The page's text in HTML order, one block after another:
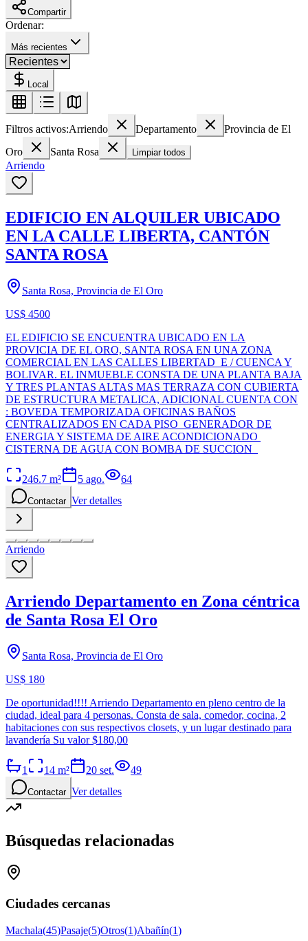
Compartir
Ordenar:
Más recientes
Local
Filtros activos:Arriendo Departamento
Provincia de El
Oro
Santa Rosa Limpiar todos
Arriendo
EDIFICIO EN ALQUILER UBICADO
EN LA CALLE LIBERTA, CANTÓN
SANTA ROSA
Santa Rosa, Provincia de El Oro
US$ 4500
EL EDIFICIO SE ENCUENTRA UBICADO EN LA
PROVICIA DE EL ORO, SANTA ROSA EN UNA ZONA
COMERCIAL EN LAS CALLES LIBERTAD E / CUENCA Y
BOLIVAR. EL INMUEBLE CONSTA DE UNA PLANTA BAJA
Y TRES PLANTAS ALTAS MAS TERRAZA CON CUBIERTA
DE ESTRUCTURA METALICA, ADICIONAL CUENTA CON
: BOVEDA TEMPORIZADA OFICINAS BAÑOS
CENTRALIZADOS EN CADA PISO GENERADOR DE
ENERGIA Y SISTEMA DE AIRE ACONDICIONADO
CISTERNA DE AGUA CON BOMBA DE SUCCION
246.7 m² 5 ago. 64
Contactar Ver detalles
Arriendo
Arriendo Departamento en Zona céntrica
de Santa Rosa El Oro
Santa Rosa, Provincia de El Oro
US$ 180
De oportunidad!!!! Arriendo Departamento en pleno centro de la
ciudad, ideal para 4 personas. Consta de sala, comedor, cocina, 2
habitaciones con sus respectivos closets, y un lugar destinado para
lavandería Su valor $180,00
1 14 m² 20 set. 49
Contactar Ver detalles
Búsquedas relacionadas
Ciudades cercanas
Machala(45)Pasaje(5)Otros(1)Abañín(1)